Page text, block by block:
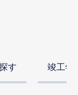
す 竣工年